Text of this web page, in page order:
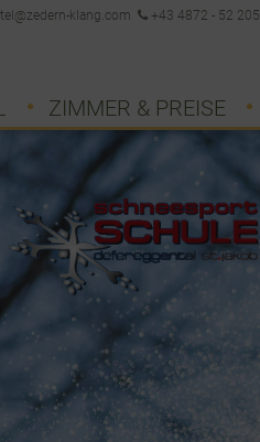
klang.com +43 4872 - 52 205
ZIMMER & PREISE